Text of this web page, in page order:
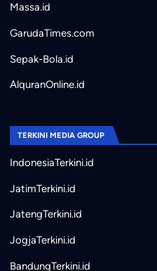
Massa.id
GarudaTimes.com
Sepak-Bola.id
AlquranOnline.id
TERKINI MEDIA GROUP
IndonesiaTerkini.id
JatimTerkini.id
JatengTerkini.id
JogjaTerkini.id
BandungTerkini.id